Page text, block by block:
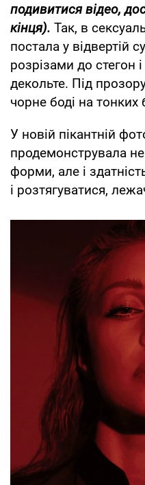
подивитися відео,
кінця). Так, в
постала у відвертій
розрізами до стегон
декольте. Під
чорне боді на тонких
У новій пікантній
продемонструвала не
форми, але і
і розтягуватися,